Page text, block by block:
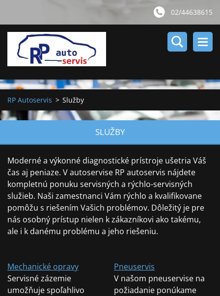
02/44638615
RP Autoservis > Služby
SLUŽBY
Moderné a výkonné diagnostické prístroje ušetria Váš
čas aj peniaze. V autoservise RP autoservis nájdete
kompletnú ponuku servisných a rýchlo-servisných
služieb. Naši zamestnanci Vám rýchlo a kvalifikovane
pomôžu s riešením Vašich problémov. Dôležitý je pre
nás osobný prístup nielen k zákazníkovi ako takému,
ale i k danému problému a jeho riešeniu.
Mechanické opravy
Servisné zázemie
umožňuje spoľahlivo
Pneuservis
V našom pneuservise na
požiadanie ponúkame